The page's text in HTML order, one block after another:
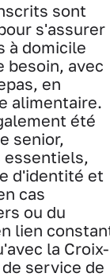
sont
s'assurer
à domicile
besoin, avec
en
alimentaire.
été
senior,
essentiels,
d'identité et
cas
ou du
lien
la Croix-
service de